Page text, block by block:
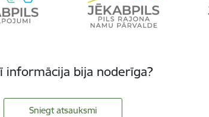
informācija bija noderīga?
Sniegt atsauksmi